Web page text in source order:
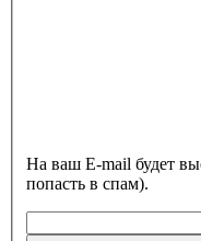
На ваш E-mail будет
попасть в спам).